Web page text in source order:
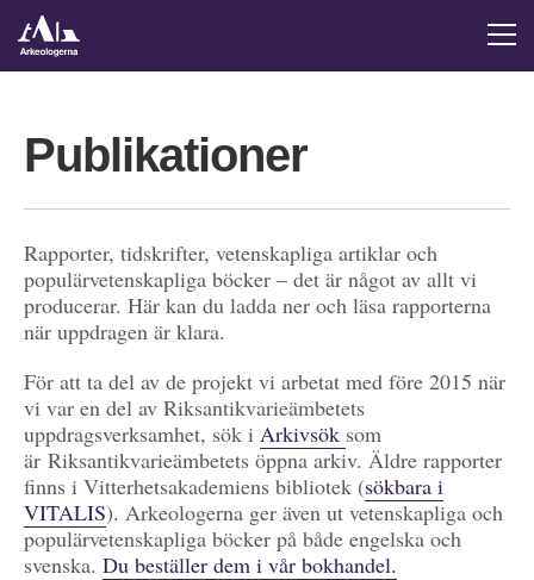
Publikationer
Rapporter, tidskrifter, vetenskapliga artiklar och
populärvetenskapliga böcker – det är något av allt vi
producerar. Här kan du ladda ner och läsa rapporterna
när uppdragen är klara.
För att ta del av de projekt vi arbetat med före 2015 när
vi var en del av Riksantikvarieämbetets
uppdragsverksamhet, sök i Arkivsök som
är Riksantikvarieämbetets öppna arkiv. Äldre rapporter
finns i Vitterhetsakademiens bibliotek (sökbara i
VITALIS). Arkeologerna ger även ut vetenskapliga och
populärvetenskapliga böcker på både engelska och
svenska. Du beställer dem i vår bokhandel.